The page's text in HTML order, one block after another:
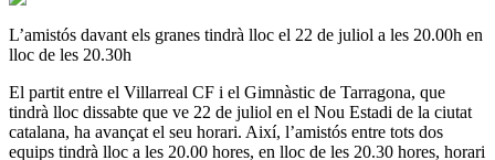
L’amistós davant els granes tindrà lloc el 22 de juliol a les 20.00h en
lloc de les 20.30h
El partit entre el Villarreal CF i el Gimnàstic de Tarragona, que
tindrà lloc dissabte que ve 22 de juliol en el Nou Estadi de la ciutat
catalana, ha avançat el seu horari. Així, l’amistós entre tots dos
equips tindrà lloc a les 20.00 hores, en lloc de les 20.30 hores, horari